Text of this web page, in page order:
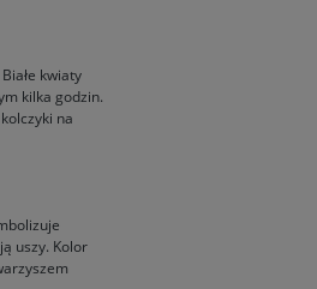
kwiaty
kilka godzin.
na
uszy. Kolor